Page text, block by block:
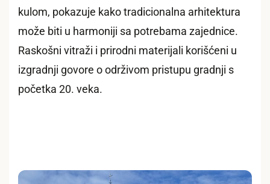
kulom, pokazuje kako tradicionalna arhitektura
može biti u harmoniji sa potrebama zajednice.
Raskošni vitraži i prirodni materijali korišćeni u
izgradnji govore o održivom pristupu gradnji s
početka 20. veka.